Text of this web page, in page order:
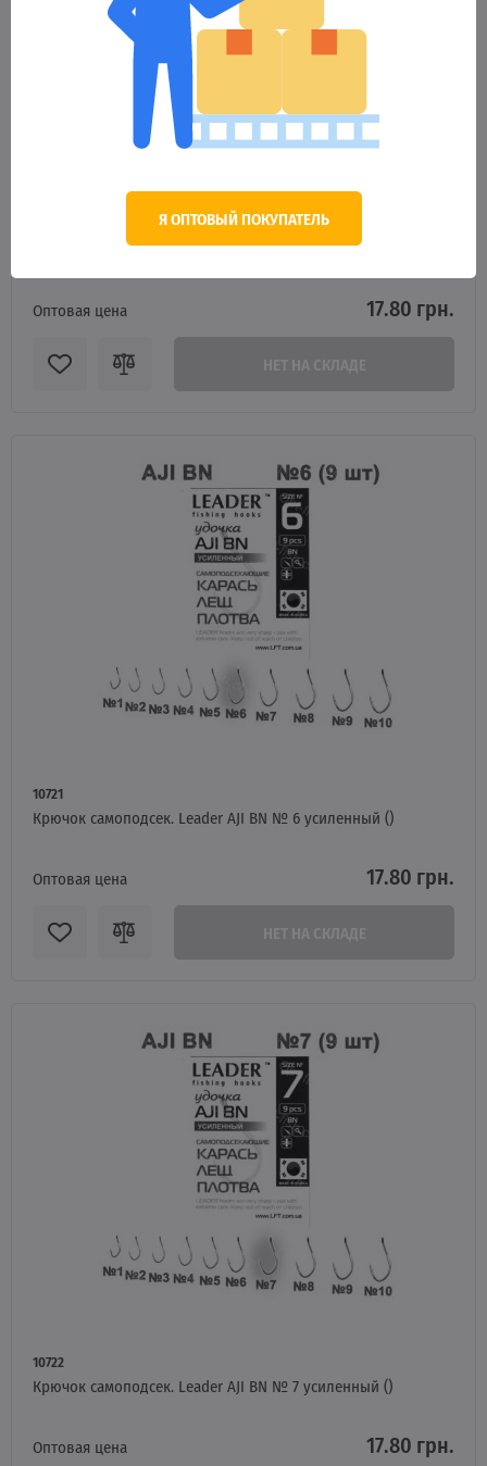
Крючок самоподсек. Leader AJI BN № 5 усиленный ()
Оптовая цена 17.80 грн.
10721
Крючок самоподсек. Leader AJI BN № 6 усиленный ()
Оптовая цена 17.80 грн.
10722
Крючок самоподсек. Leader AJI BN № 7 усиленный ()
Оптовая цена 17.80 грн.
Я ОПТОВЫЙ ПОКУПАТЕЛЬ